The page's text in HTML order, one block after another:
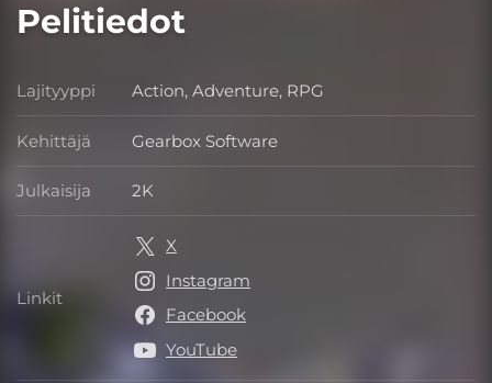
Pelitiedot
Lajityyppi Lajityyppi
Action, Adventure, RPG
Kehittäjä Kehittäjä
Gearbox Software
Julkaisija Julkaisija
2K
Linkit Linkit
X
Instagram
Facebook
YouTube